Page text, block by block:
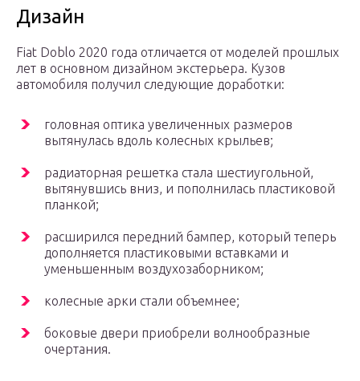
Дизайн
Fiat Doblo 2020 года отличается от моделей прошлых
лет в основном дизайном экстерьера. Кузов
автомобиля получил следующие доработки:
головная оптика увеличенных размеров
вытянулась вдоль колесных крыльев;
радиаторная решетка стала шестиугольной,
вытянувшись вниз, и пополнилась пластиковой
планкой;
расширился передний бампер, который теперь
дополняется пластиковыми вставками и
уменьшенным воздухозаборником;
колесные арки стали объемнее;
боковые двери приобрели волнообразные
очертания.